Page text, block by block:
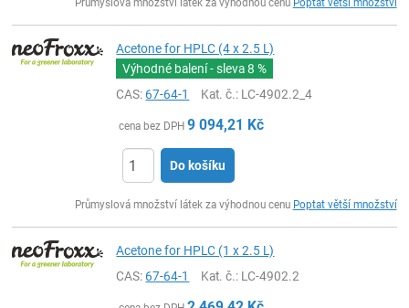
Průmyslová množství látek za výhodnou cenu Poptat větší množství
Acetone for HPLC (4 x 2.5 L)
Výhodné balení - sleva8 %
CAS:67-64-1 Kat. č.: LC-4902.2_4
cena bez DPH 9 094,21 Kč
Do košíku
Průmyslová množství látek za výhodnou cenu Poptat větší množství
Acetone for HPLC (1 x 2.5 L)
CAS:67-64-1 Kat. č.: LC-4902.2